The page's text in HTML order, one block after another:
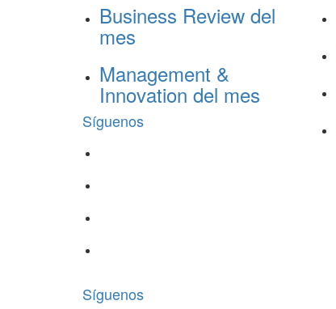
Business Review del
mes
Management &
Innovation del mes
Síguenos
Síguenos